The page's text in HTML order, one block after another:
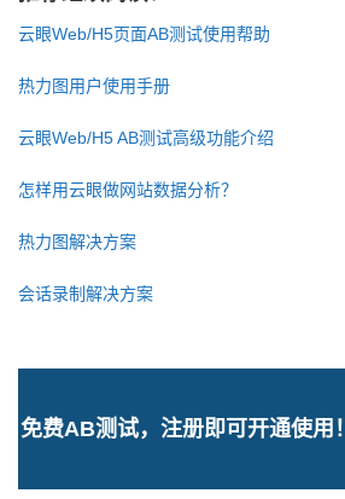
云眼Web/H5页面AB测试使用帮助
热力图用户使用手册
云眼Web/H5 AB测试高级功能介绍
怎样用云眼做网站数据分析？
热力图解决方案
会话录制解决方案
免费AB测试，注册即可开通使用！